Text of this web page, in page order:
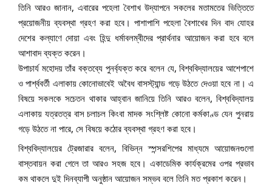
তিনি আরও জানান, এবারের পহেলা বৈশাখ উদ্‌যাপনে সকলের মতামতের ভিত্তিতে
প্রয়োজনীয় ব্যবস্থা গ্রহণ করা হবে। পাশাপাশি পহেলা বৈশাখের দিন বাদ যোহর
দেশের কল্যাণে দোয়া এবং হিন্দু ধর্মাবলম্বীদের প্রার্থনার আয়োজন করা হবে বলে
আশাবাদ ব্যক্ত করেন।
উপাচার্য মহোদয় তাঁর বক্তব্যে পুনর্ব্যক্ত করে বলেন যে, বিশ্ববিদ্যালয়ের আশেপাশে
ও পার্শ্ববর্তী এলাকায় কোনোভাবেই অবৈধ বাসস্ট্যান্ড গড়ে উঠতে দেওয়া হবে না। এ
বিষয়ে সকলকে সচেতন থাকার আহ্বান জানিয়ে তিনি আরও বলেন, বিশ্ববিদ্যালয়
এলাকায় যত্রতত্র বাস চলাচল কিংবা মাদক সংশ্লিষ্ট কোনো কর্মকাণ্ড যেন পুনরায়
গড়ে উঠতে না পারে, সে বিষয়ে কঠোর ব্যবস্থা গ্রহণ করা হবে।
বিশ্ববিদ্যালয়ের ট্রেজারার বলেন, বিভিন্ন স্পন্সরশিপের মাধ্যমে আয়োজনগুলো
বাস্তবায়ন করা গেলে তা আরও সহজ হবে। একাডেমিক কার্যক্রমের ওপর প্রভাব
কম থাকলে দুই দিনব্যাপী অনুষ্ঠান আয়োজন সম্ভব বলে তিনি মত প্রকাশ করেন।